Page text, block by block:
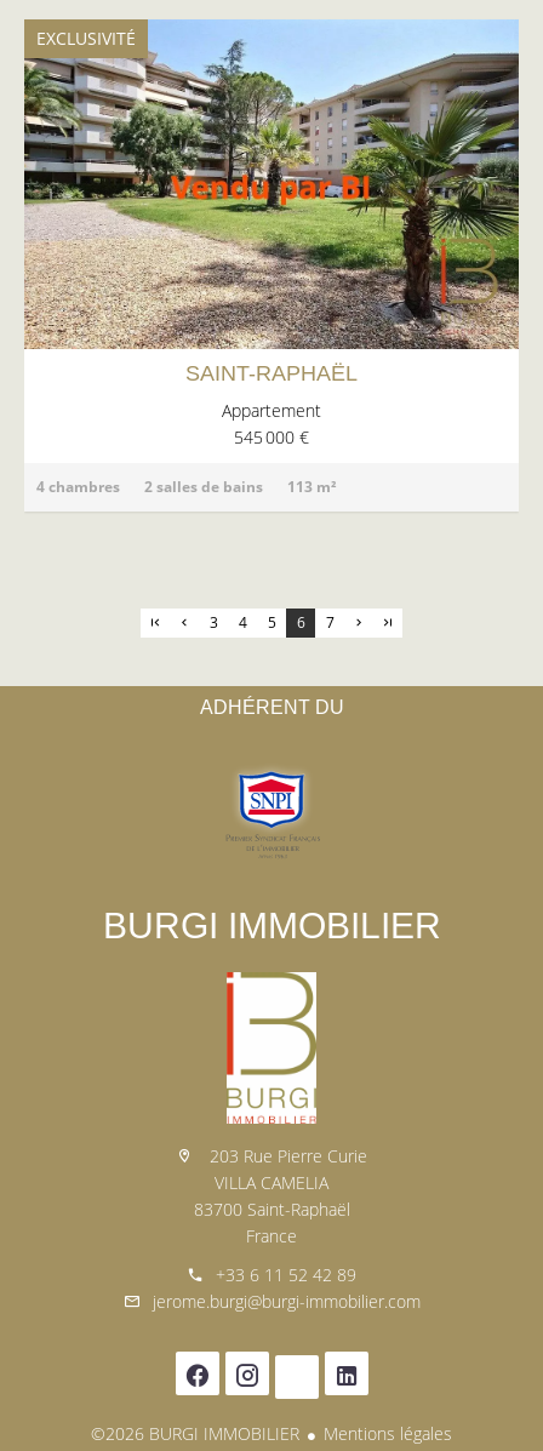
SAINT-RAPHAËL
Appartement
545 000 €
4 chambres 2 salles de bains 113 m²
EXCLUSIVITÉ
3 4 5 6 7
ADHÉRENT DU
BURGI IMMOBILIER
203 Rue Pierre Curie
VILLA CAMELIA
83700 Saint-Raphaël
France
+33 6 11 52 42 89
jerome.burgi@burgi-immobilier.com
©2026 BURGI IMMOBILIER
Mentions légales